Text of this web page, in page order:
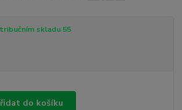
skladu 55
do košíku